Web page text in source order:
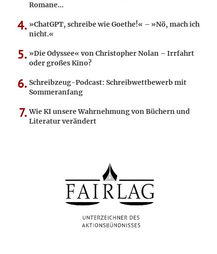
Romane…
»ChatGPT, schreibe wie Goethe!« – »Nö, mach ich
nicht.«
»Die Odyssee« von Christopher Nolan – Irrfahrt
oder großes Kino?
Schreibzeug-Podcast: Schreibwettbewerb mit
Sommeranfang
Wie KI unsere Wahrnehmung von Büchern und
Literatur verändert